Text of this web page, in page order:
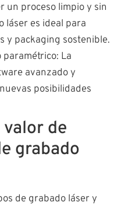
un proceso limpio y sin
láser es ideal para
y packaging sostenible.
La
avanzado y
posibilidades
valor de
grabado
de grabado láser y